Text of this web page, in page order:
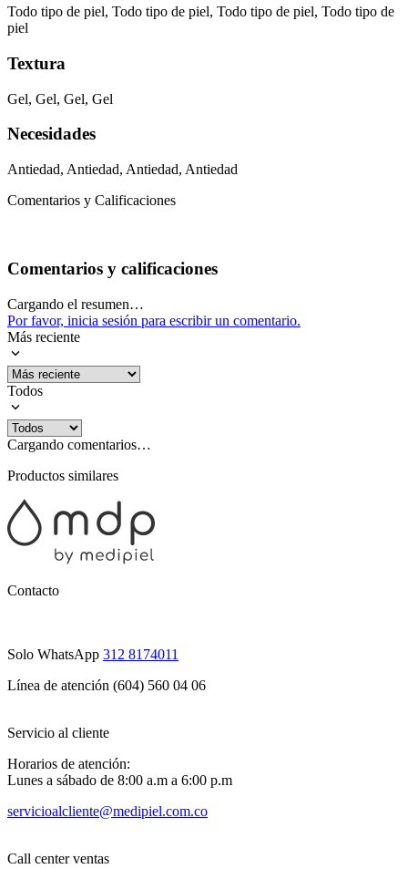
Todo tipo de piel, Todo tipo de piel, Todo tipo de piel, Todo tipo de
piel
Textura
Gel, Gel, Gel, Gel
Necesidades
Antiedad, Antiedad, Antiedad, Antiedad
Comentarios y Calificaciones
Comentarios y calificaciones
Cargando el resumen…
Por favor, inicia sesión para escribir un comentario.
Más reciente
Todos
Cargando comentarios…
Productos similares
Contacto
Solo WhatsApp 312 8174011
Línea de atención (604) 560 04 06
Servicio al cliente
Horarios de atención:
Lunes a sábado de 8:00 a.m a 6:00 p.m
servicioalcliente@medipiel.com.co
Call center ventas